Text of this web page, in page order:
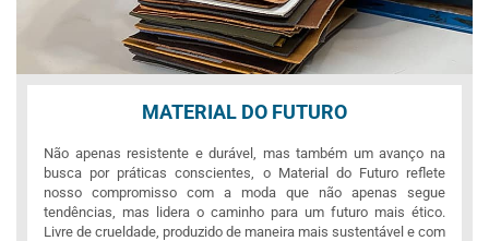
MATERIAL DO FUTURO
Não apenas resistente e durável, mas também um avanço na
busca por práticas conscientes, o Material do Futuro reflete
nosso compromisso com a moda que não apenas segue
tendências, mas lidera o caminho para um futuro mais ético.
Livre de crueldade, produzido de maneira mais sustentável e com